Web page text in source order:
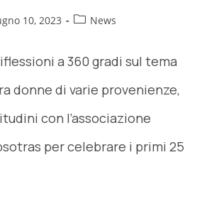
10, 2023 News
a 360 gradi sul tema
donne di varie provenienze,
con l’associazione
per celebrare i primi 25